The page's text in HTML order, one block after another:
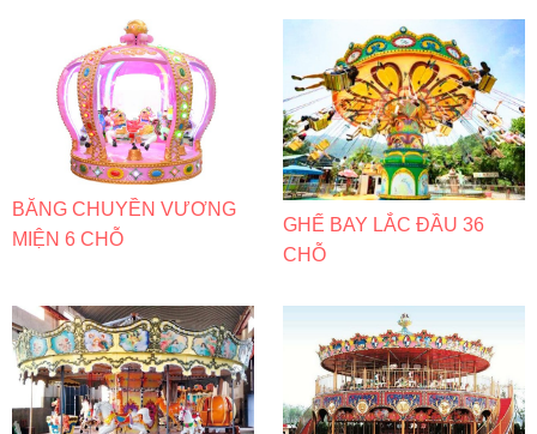
BĂNG CHUYỀN VƯƠNG
MIỆN 6 CHỖ
GHẾ BAY LẮC ĐẦU 36
CHỖ